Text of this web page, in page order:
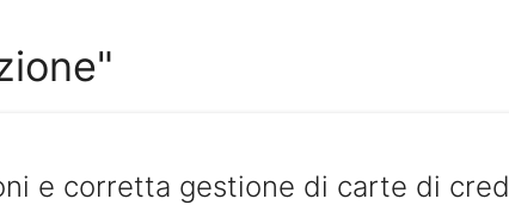
e corretta gestione di carte di